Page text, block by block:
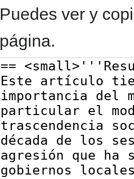
Puedes ver y
página.